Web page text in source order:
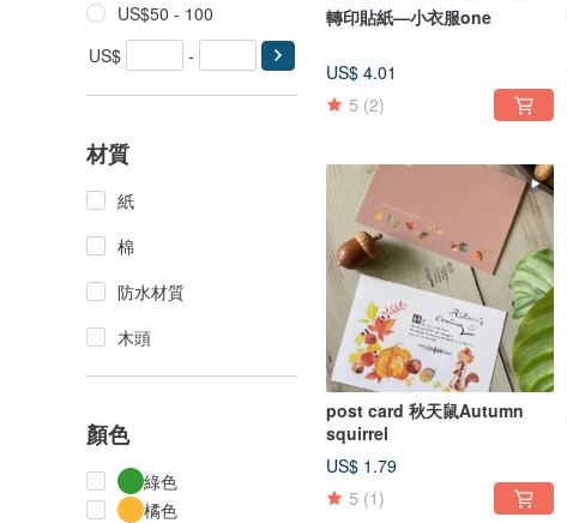
US$50 - 100
US$
-
材質
紙
棉
防水材質
木頭
顏色
綠色
橘色
轉印貼紙—小衣服one
US$ 4.01
5 (2)
post card 秋天鼠Autumn
squirrel
US$ 1.79
5 (1)